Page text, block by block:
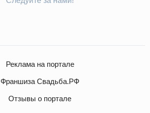
Реклама на портале
Франшиза Свадьба.РФ
Отзывы о портале